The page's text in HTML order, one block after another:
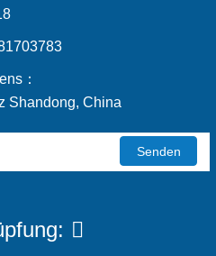
：
Shandong, China
Senden